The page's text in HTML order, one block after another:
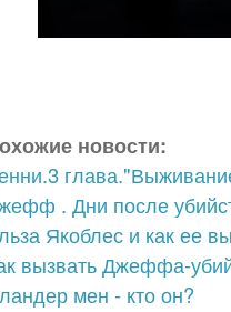
новости:
. Дни после
Якоблес и как ее
вызвать Джеффа-
мен - кто он?